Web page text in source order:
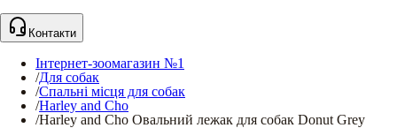
Контакти
Інтернет-зоомагазин №1
/Для собак
/Спальні місця для собак
/Harley and Cho
/Harley and Cho Овальний лежак для собак Donut Grey